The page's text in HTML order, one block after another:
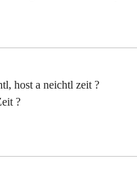
host a neichtl zeit ?
?